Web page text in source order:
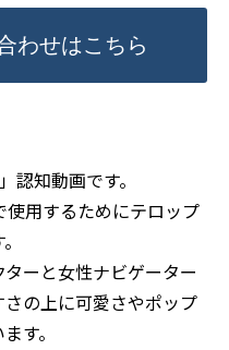
わせはこちら
認知動画です。
用するためにテロップ
ーと女性ナビゲーター
の上に可愛さやポップ
す。